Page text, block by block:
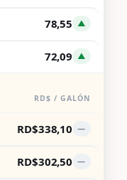
78,55 ▲
72,09 ▲
RD$ / GALÓN
RD$338,10 —
RD$302,50 —